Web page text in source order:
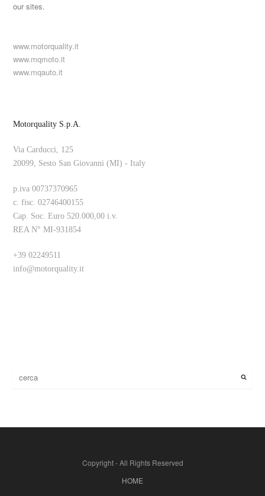
our sites.
www.motorquality.it
www.mqmoto.it
www.mqauto.it
Motorquality S.p.A.
Via Carducci, 125
20099, Sesto San Giovanni (MI) - Italy
p.iva 00737370965
c. fisc. 02746400155
Cap. Soc. Euro 520.000,00 i.v.
REA N° MI-931854
+39 02249511
info@motorquality.it
Copyright - All Rights Reserved
HOME